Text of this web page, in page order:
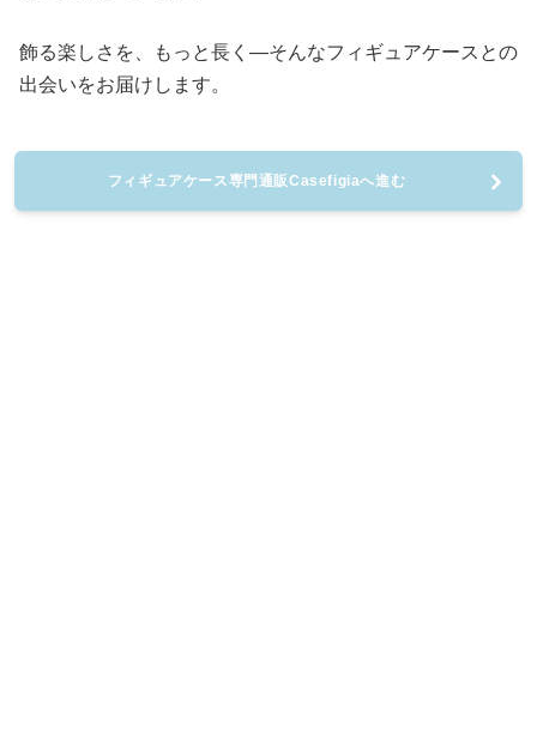
飾る楽しさを、もっと長く—そんなフィギュアケースとの
出会いをお届けします。
フィギュアケース専門通販Casefigiaへ進む